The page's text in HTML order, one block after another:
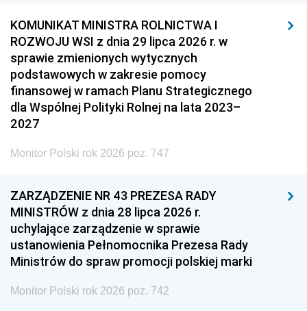
KOMUNIKAT MINISTRA ROLNICTWA I
ROZWOJU WSI z dnia 29 lipca 2026 r. w
sprawie zmienionych wytycznych
podstawowych w zakresie pomocy
finansowej w ramach Planu Strategicznego
dla Wspólnej Polityki Rolnej na lata 2023–
2027
Monitor Polski rok 2026 poz. 747
ZARZĄDZENIE NR 43 PREZESA RADY
MINISTRÓW z dnia 28 lipca 2026 r.
uchylające zarządzenie w sprawie
ustanowienia Pełnomocnika Prezesa Rady
Ministrów do spraw promocji polskiej marki
Monitor Polski rok 2026 poz. 742